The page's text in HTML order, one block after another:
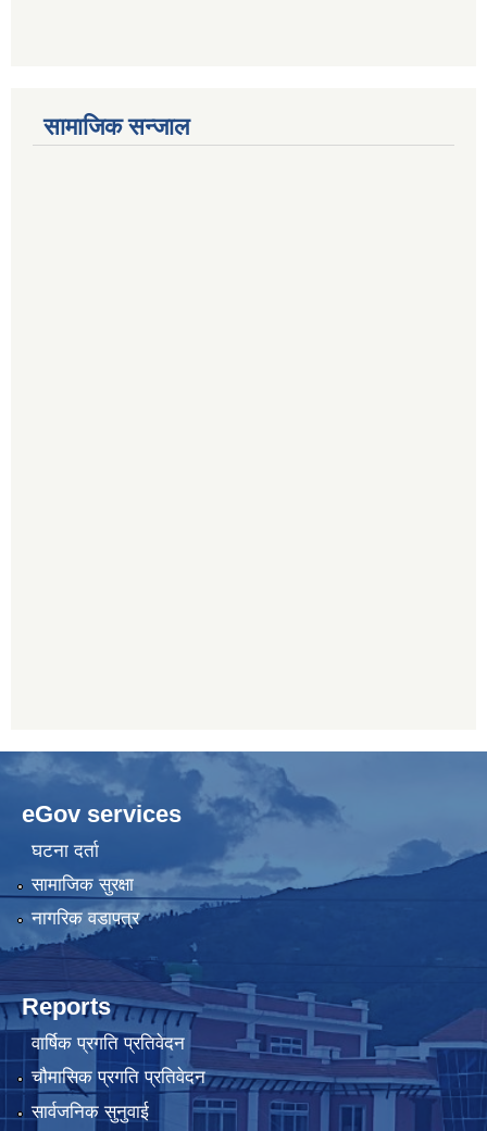
सामाजिक सन्जाल
eGov services
घटना दर्ता
सामाजिक सुरक्षा
नागरिक वडापत्र
Reports
वार्षिक प्रगति प्रतिवेदन
चौमासिक प्रगति प्रतिवेदन
सार्वजनिक सुनुवाई